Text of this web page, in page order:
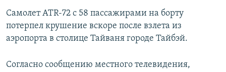
Самолет ATR-72 с 58 пассажирами на борту
потерпел крушение вскоре после взлета из
аэропорта в столице Тайваня городе Тайбэй.
Согласно сообщению местного телевидения,